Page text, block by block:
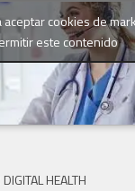
aceptar cookies de
este contenido
HEALTH